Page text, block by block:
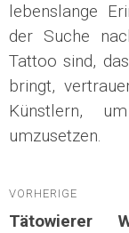
lebenslange
der Suche
Tattoo sind,
bringt,
Künstlern,
umzusetzen.
VORHERIGE
Vorheriger
Tätowierer